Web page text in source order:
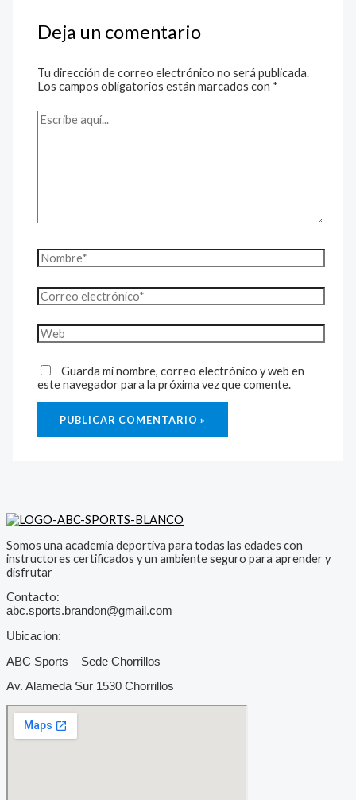
Deja un comentario
Tu dirección de correo electrónico no será publicada.
Los campos obligatorios están marcados con *
Guarda mi nombre, correo electrónico y web en
este navegador para la próxima vez que comente.
Somos una academia deportiva para todas las edades con
instructores certificados y un ambiente seguro para aprender y
disfrutar
Contacto:
abc.sports.brandon@gmail.com
Ubicacion:
ABC Sports – Sede Chorrillos
Av. Alameda Sur 1530 Chorrillos